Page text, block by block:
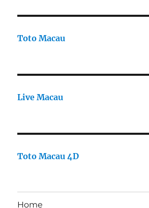
Toto Macau
Live Macau
Toto Macau 4D
Home